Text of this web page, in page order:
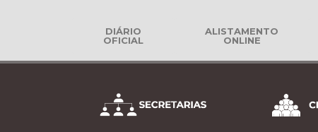
DIÁRIO
OFICIAL
ALISTAMENTO
ONLINE